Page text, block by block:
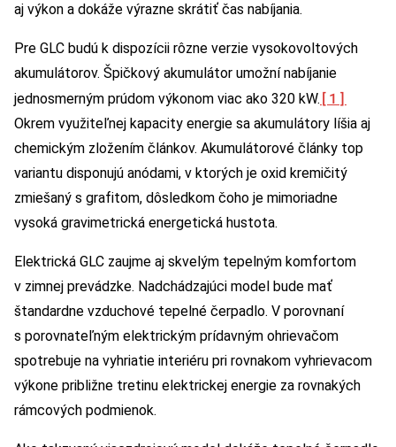
aj výkon a dokáže výrazne skrátiť čas nabíjania.
Pre GLC budú k dispozícii rôzne verzie vysokovoltových
akumulátorov. Špičkový akumulátor umožní nabíjanie
jednosmerným prúdom výkonom viac ako 320 kW. [1]
Okrem využiteľnej kapacity energie sa akumulátory líšia aj
chemickým zložením článkov. Akumulátorové články top
variantu disponujú anódami, v ktorých je oxid kremičitý
zmiešaný s grafitom, dôsledkom čoho je mimoriadne
vysoká gravimetrická energetická hustota.
Elektrická GLC zaujme aj skvelým tepelným komfortom
v zimnej prevádzke. Nadchádzajúci model bude mať
štandardne vzduchové tepelné čerpadlo. V porovnaní
s porovnateľným elektrickým prídavným ohrievačom
spotrebuje na vyhriatie interiéru pri rovnakom vyhrievacom
výkone približne tretinu elektrickej energie za rovnakých
rámcových podmienok.